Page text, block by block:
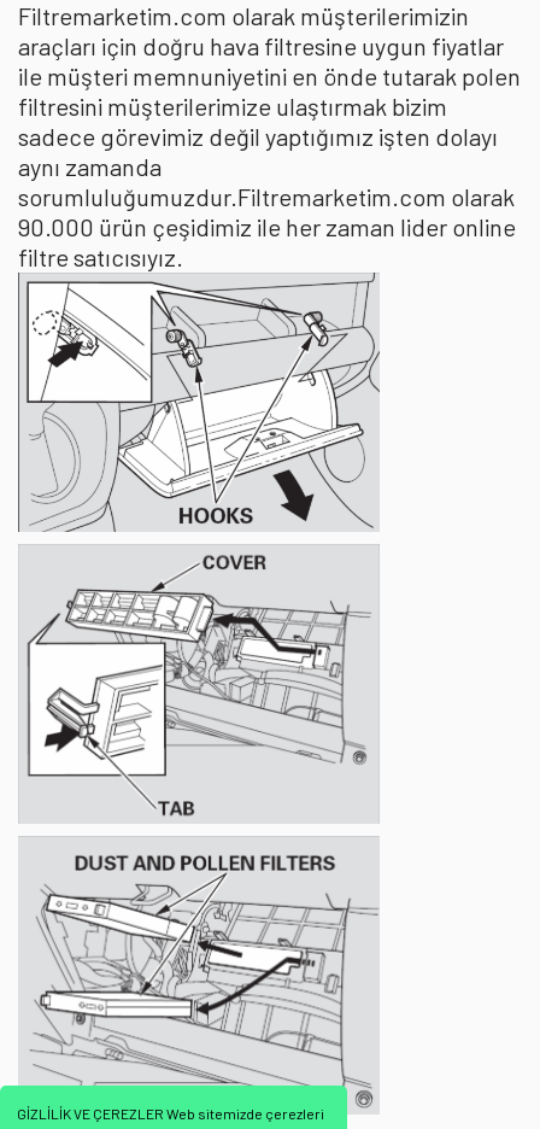
GİZLİLİK VE ÇEREZLER Web sitemizde çerezleri
Filtremarketim.com olarak müşterilerimizin
araçları için doğru hava filtresine uygun fiyatlar
ile müşteri memnuniyetini en önde tutarak polen
filtresini müşterilerimize ulaştırmak bizim
sadece görevimiz değil yaptığımız işten dolayı
aynı zamanda
sorumluluğumuzdur.Filtremarketim.com olarak
90.000 ürün çeşidimiz ile her zaman lider online
filtre satıcısıyız.